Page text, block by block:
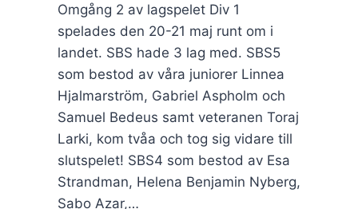
Omgång 2 av lagspelet Div 1
spelades den 20-21 maj runt om i
landet. SBS hade 3 lag med. SBS5
som bestod av våra juniorer Linnea
Hjalmarström, Gabriel Aspholm och
Samuel Bedeus samt veteranen Toraj
Larki, kom tvåa och tog sig vidare till
slutspelet! SBS4 som bestod av Esa
Strandman, Helena Benjamin Nyberg,
Sabo Azar,…